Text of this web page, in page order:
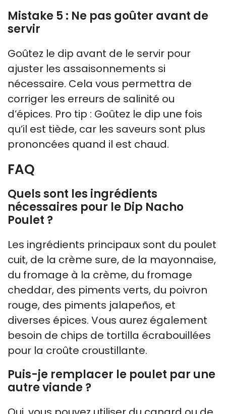
Mistake 5 : Ne pas goûter avant de
servir
Goûtez le dip avant de le servir pour
ajuster les assaisonnements si
nécessaire. Cela vous permettra de
corriger les erreurs de salinité ou
d’épices. Pro tip : Goûtez le dip une fois
qu’il est tiède, car les saveurs sont plus
prononcées quand il est chaud.
FAQ
Quels sont les ingrédients
nécessaires pour le Dip Nacho
Poulet ?
Les ingrédients principaux sont du poulet
cuit, de la crème sure, de la mayonnaise,
du fromage à la crème, du fromage
cheddar, des piments verts, du poivron
rouge, des piments jalapeños, et
diverses épices. Vous aurez également
besoin de chips de tortilla écrabouillées
pour la croûte croustillante.
Puis-je remplacer le poulet par une
autre viande ?